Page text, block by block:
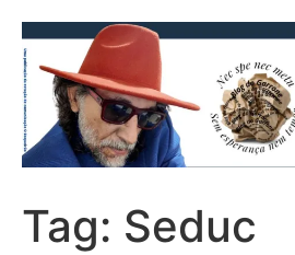
Tag: Seduc